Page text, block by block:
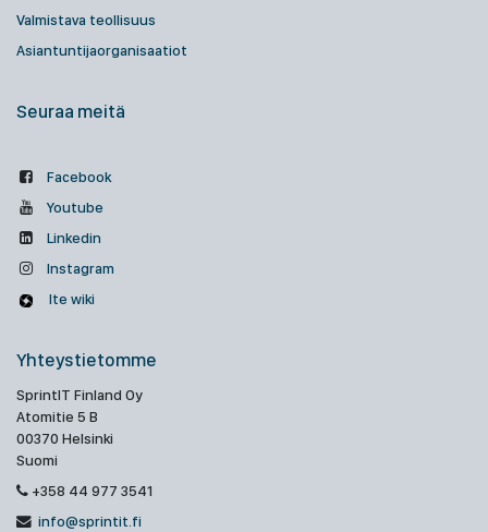
Valmistava teollisuus
Asiantuntijaorganisaatiot
Seuraa meitä
Facebook
Youtube
Linkedin
Instagram
Ite wiki
Yhteystietomme
SprintIT Finland Oy
Atomitie 5 B
00370 Helsinki
Suomi
+358 44 977 3541
info@sprintit.fi